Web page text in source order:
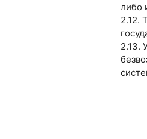
либо
2.12.
2.13.